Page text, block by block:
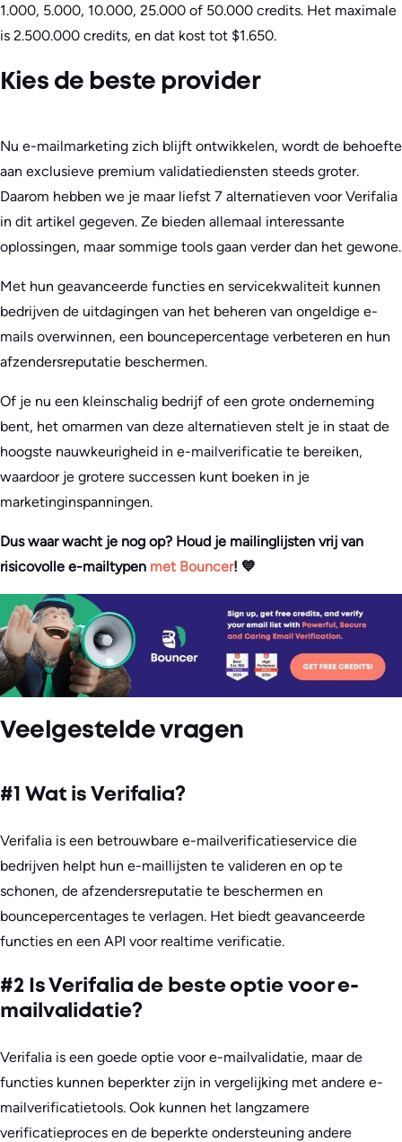
1.000, 5.000, 10.000, 25.000 of 50.000 credits. Het maximale
is 2.500.000 credits, en dat kost tot $1.650.
Kies de beste provider
Nu e-mailmarketing zich blijft ontwikkelen, wordt de behoefte
aan exclusieve premium validatiediensten steeds groter.
Daarom hebben we je maar liefst 7 alternatieven voor Verifalia
in dit artikel gegeven. Ze bieden allemaal interessante
oplossingen, maar sommige tools gaan verder dan het gewone.
Met hun geavanceerde functies en servicekwaliteit kunnen
bedrijven de uitdagingen van het beheren van ongeldige e-
mails overwinnen, een bouncepercentage verbeteren en hun
afzendersreputatie beschermen.
Of je nu een kleinschalig bedrijf of een grote onderneming
bent, het omarmen van deze alternatieven stelt je in staat de
hoogste nauwkeurigheid in e-mailverificatie te bereiken,
waardoor je grotere successen kunt boeken in je
marketinginspanningen.
Dus waar wacht je nog op? Houd je mailinglijsten vrij van
risicovolle e-mailtypen met Bouncer! 💙
Veelgestelde vragen
#1 Wat is Verifalia?
Verifalia is een betrouwbare e-mailverificatieservice die
bedrijven helpt hun e-maillijsten te valideren en op te
schonen, de afzendersreputatie te beschermen en
bouncepercentages te verlagen. Het biedt geavanceerde
functies en een API voor realtime verificatie.
#2 Is Verifalia de beste optie voor e-
mailvalidatie?
Verifalia is een goede optie voor e-mailvalidatie, maar de
functies kunnen beperkter zijn in vergelijking met andere e-
mailverificatietools. Ook kunnen het langzamere
verificatieproces en de beperkte ondersteuning andere